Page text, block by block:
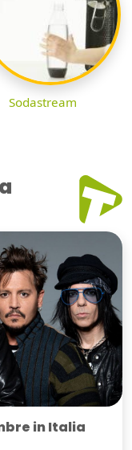
Sodastream
in Italia